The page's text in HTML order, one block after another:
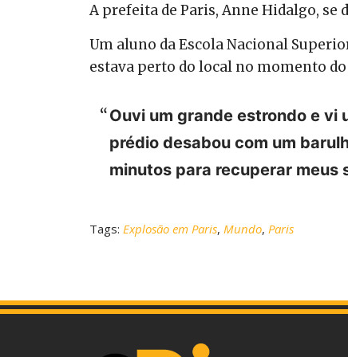
A prefeita de Paris, Anne Hidalgo,
Um aluno da Escola Nacional
estava perto do local no momento
Ouvi um grande estrondo e vi
prédio desabou com um
minutos para recuperar meus
Tags: Explosão em Paris, Mundo, Paris